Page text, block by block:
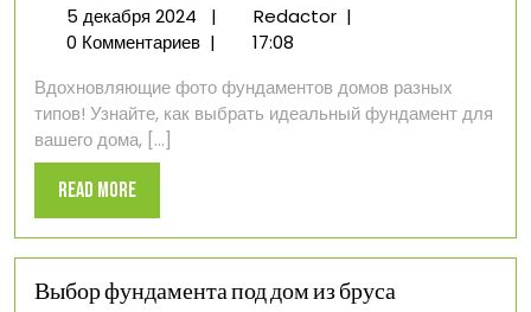
5 декабря 20245
декабря
| RedactorФундамент
фото
|
0 Комментариев |
17:08
Вдохновляющие фото фундаментов домов разных
типов! Узнайте, как выбрать идеальный фундамент для
вашего дома, [...]
Read MoreRead
More
Выбор фундамента под дом из бруса